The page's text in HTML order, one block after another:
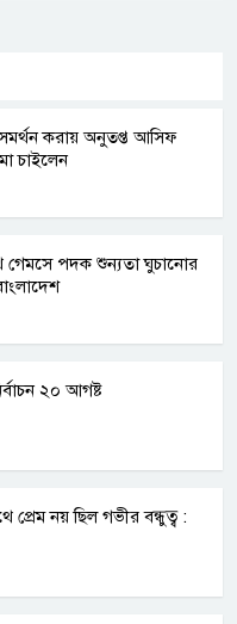
করায় অনুতপ্ত আসিফ
চাইলেন
পদক শুন্যতা ঘুচানোর
২০ আগষ্ট
প্রেম নয় ছিল গভীর বন্ধুত্ব :